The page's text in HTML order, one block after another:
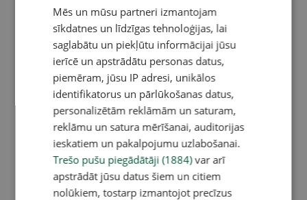
Mēs un mūsu partneri izmantojam
sīkdatnes un līdzīgas tehnoloģijas, lai
saglabātu un piekļūtu informācijai jūsu
ierīcē un apstrādātu personas datus,
piemēram, jūsu IP adresi, unikālos
identifikatorus un pārlūkošanas datus,
personalizētām reklāmām un saturam,
reklāmu un satura mērīšanai, auditorijas
ieskatiem un pakalpojumu uzlabošanai.
Trešo pušu piegādātāji (1884)var arī
apstrādāt jūsu datus šiem un citiem
nolūkiem, tostarp izmantojot precīzus